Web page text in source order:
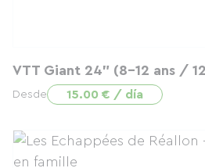
VTT Giant 24" (8-12 ans /
Desde 15.00 € / día